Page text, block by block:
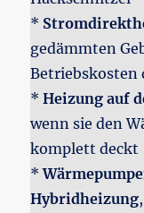
*
gedämmten
Betriebskosten
*Heizung auf
wenn sie den
komplett deckt
*
Hybridheizung